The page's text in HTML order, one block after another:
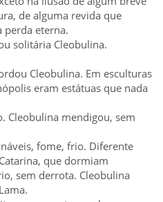
de alguma revida que
perda eterna.
solitária Cleobulina.
Cleobulina. Em esculturas
eram estátuas que nada
Cleobulina mendigou, sem
fome, frio. Diferente
que dormiam
sem derrota. Cleobulina